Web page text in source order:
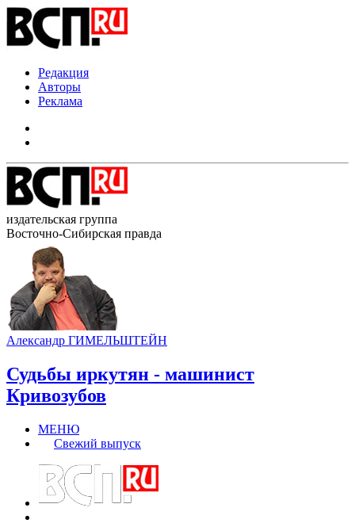
Редакция
Авторы
Реклама
издательская группа
Восточно-Сибирская правда
Александр ГИМЕЛЬШТЕЙН
Судьбы иркутян - машинист
Кривозубов
МЕНЮ
Свежий выпуск